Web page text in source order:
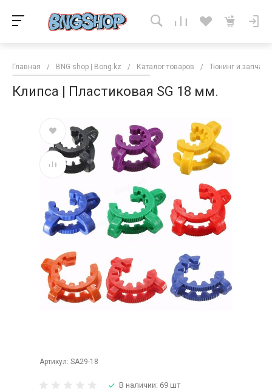
Главная / BNG shop | Bong.kz / Каталог товаров / Тюнинг и
Клипса | Пластиковая SG 18 мм.
Артикул: SA29-18
В наличии: 69 шт